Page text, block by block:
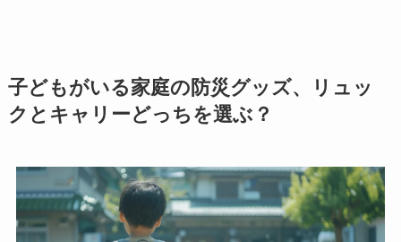
子どもがいる家庭の防災グッズ、リュッ
クとキャリーどっちを選ぶ？